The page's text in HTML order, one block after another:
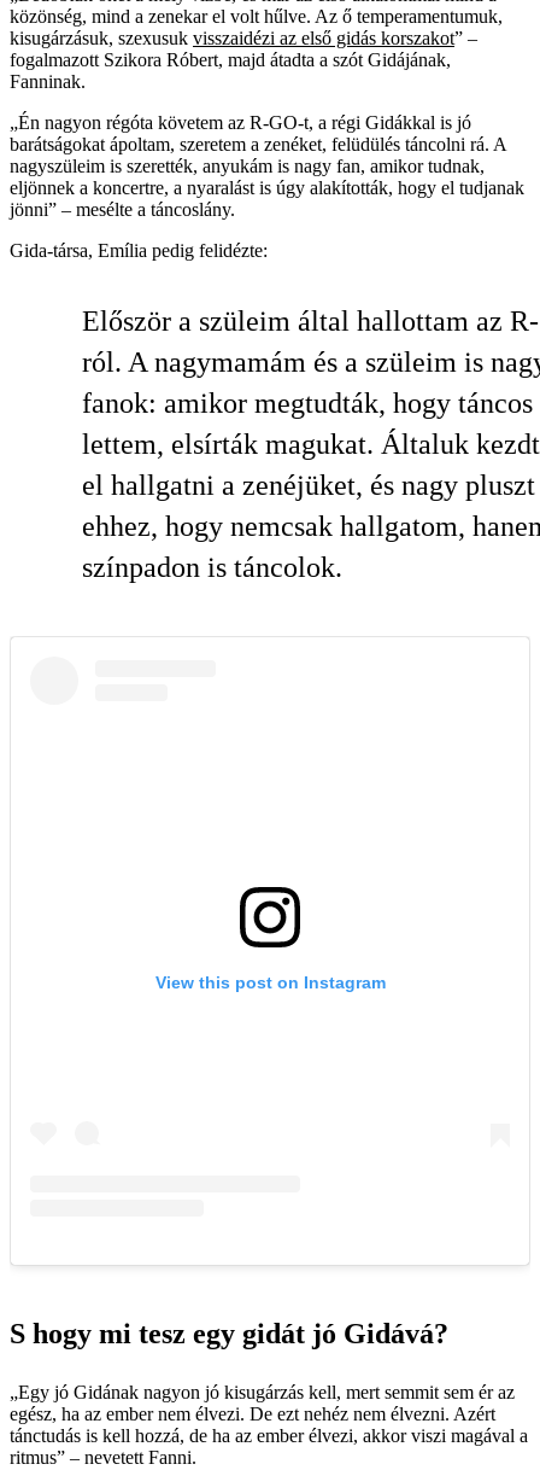
közönség, mind a zenekar el volt hűlve. Az ő temperamentumuk,
kisugárzásuk, szexusuk visszaidézi az első gidás korszakot” –
fogalmazott Szikora Róbert, majd átadta a szót Gidájának,
Fanninak.
„Én nagyon régóta követem az R-GO-t, a régi Gidákkal is jó
barátságokat ápoltam, szeretem a zenéket, felüdülés táncolni rá. A
nagyszüleim is szerették, anyukám is nagy fan, amikor tudnak,
eljönnek a koncertre, a nyaralást is úgy alakították, hogy el tudjanak
jönni” – mesélte a táncoslány.
Gida-társa, Emília pedig felidézte:
Először a szüleim által hallottam az
ról. A nagymamám és a szüleim is
fanok: amikor megtudták, hogy táncos
lettem, elsírták magukat. Általuk
el hallgatni a zenéjüket, és nagy pluszt
ehhez, hogy nemcsak hallgatom,
színpadon is táncolok.
S hogy mi tesz egy gidát jó Gidává?
„Egy jó Gidának nagyon jó kisugárzás kell, mert semmit sem ér az
egész, ha az ember nem élvezi. De ezt nehéz nem élvezni. Azért
tánctudás is kell hozzá, de ha az ember élvezi, akkor viszi magával a
ritmus” – nevetett Fanni.